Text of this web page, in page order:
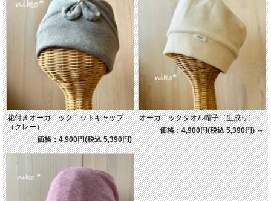
花付きオーガニックニットキャップ
（グレー）
価格：4,900円(税込 5,390円)
オーガニックタオル帽子（生成り）
価格：4,900円(税込 5,390円)～